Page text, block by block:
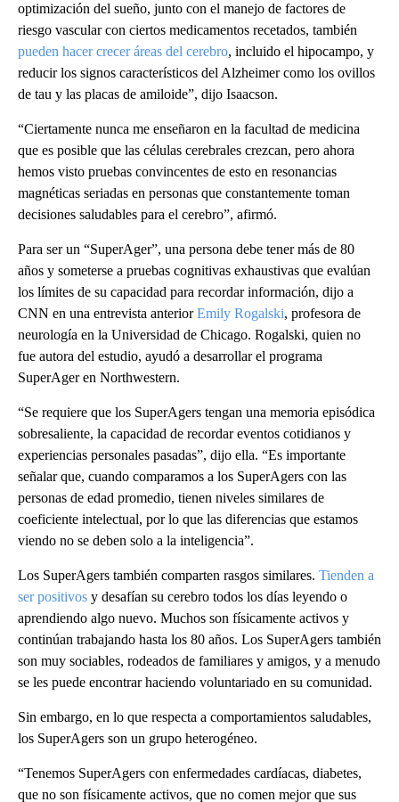
optimización del sueño, junto con el manejo de factores de
riesgo vascular con ciertos medicamentos recetados, también
pueden hacer crecer áreas del cerebro, incluido el hipocampo, y
reducir los signos característicos del Alzheimer como los ovillos
de tau y las placas de amiloide”, dijo Isaacson.
“Ciertamente nunca me enseñaron en la facultad de medicina
que es posible que las células cerebrales crezcan, pero ahora
hemos visto pruebas convincentes de esto en resonancias
magnéticas seriadas en personas que constantemente toman
decisiones saludables para el cerebro”, afirmó.
Para ser un “SuperAger”, una persona debe tener más de 80
años y someterse a pruebas cognitivas exhaustivas que evalúan
los límites de su capacidad para recordar información, dijo a
CNN en una entrevista anteriorEmily Rogalski, profesora de
neurología en la Universidad de Chicago. Rogalski, quien no
fue autora del estudio, ayudó a desarrollar el programa
SuperAger en Northwestern.
“Se requiere que los SuperAgers tengan una memoria episódica
sobresaliente, la capacidad de recordar eventos cotidianos y
experiencias personales pasadas”, dijo ella. “Es importante
señalar que, cuando comparamos a los SuperAgers con las
personas de edad promedio, tienen niveles similares de
coeficiente intelectual, por lo que las diferencias que estamos
viendo no se deben solo a la inteligencia”.
Los SuperAgers también comparten rasgos similares. Tienden a
ser positivos y desafían su cerebro todos los días leyendo o
aprendiendo algo nuevo. Muchos son físicamente activos y
continúan trabajando hasta los 80 años. Los SuperAgers también
son muy sociables, rodeados de familiares y amigos, y a menudo
se les puede encontrar haciendo voluntariado en su comunidad.
Sin embargo, en lo que respecta a comportamientos saludables,
los SuperAgers son un grupo heterogéneo.
“Tenemos SuperAgers con enfermedades cardíacas, diabetes,
que no son físicamente activos, que no comen mejor que sus